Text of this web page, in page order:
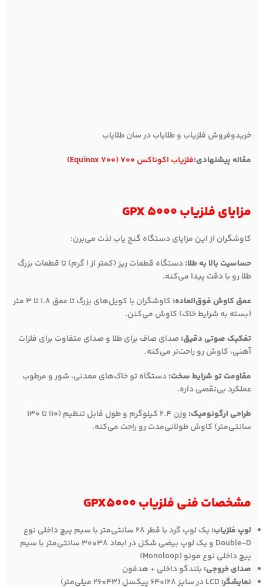
خریدوفروش فلزیاب و طلایاب در سان طلایاب
مقاله پیشنهادی:فلزیاب اکوناکس 700 (Equinox 700)
مزایای فلزیاب GPX 5000
کاوشگران از این مزایای دستگاه گنج یاب لذت می‌برن:
حساسیت بالا به طلا:
دستگاه قطعات ریز (کمتر از 1 گرم) تا قطعات بزرگ
طلا رو با دقت پیدا می‌کنه.
عمق کاوش فوق‌العاده:
کاوشگران با کویل‌های بزرگ تا عمق 1.8 تا 3 متر
(بسته به شرایط خاک) کاوش می‌کنن.
تفکیک صوتی دقیق: صدای صاف برای طلا و صدای متفاوت برای فلزات
آهنی، کاوش رو راحت‌تر می‌کنه.
مقاومت تو شرایط سخت: دستگاه تو خاک‌های معدنی، شور و مرطوب
عملکرد بی‌نقصی داره.
طراحی ارگونومیک:
وزن 2.4 کیلوگرم و طول قابل تنظیم (110 تا 130
سانتی‌متر) کاوش طولانی‌مدت رو راحت می‌کنه.
مشخصات فنی فلزیاب GPX5000
لوپ فلزیاب:
یک لوپ گرد با قطر 28 سانتی‌متر با سیم پیچ داخلی نوع
Double-D و یک لوپ بیضی شکل در ابعاد 38×30 سانتی‌متر با سیم
پیچ داخلی نوع مونو (Monoloop)
صدای خروجی: بلندگو داخلی + هدفون
نمایشگر: